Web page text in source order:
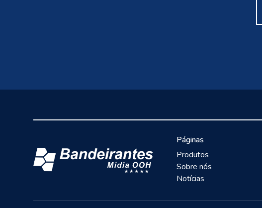
Páginas
Produtos
Sobre nós
Notícias